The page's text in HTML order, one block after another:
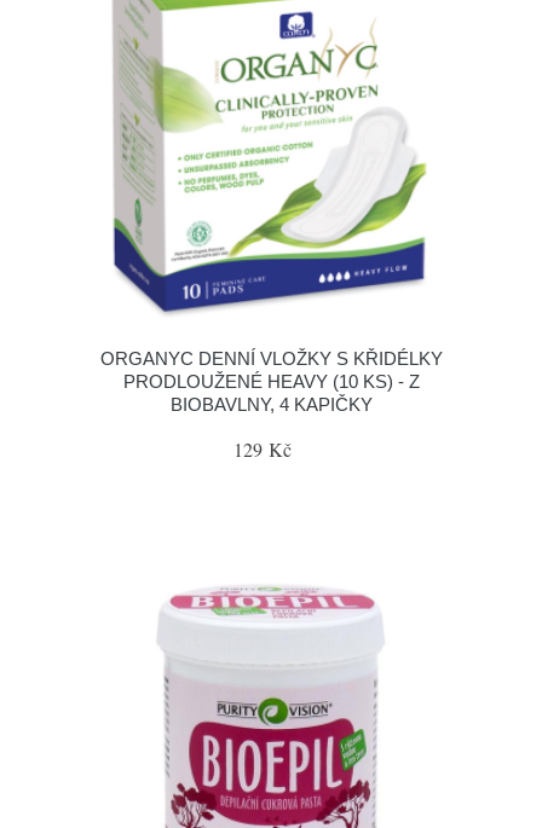
ORGANYC DENNÍ VLOŽKY S KŘIDÉLKY
PRODLOUŽENÉ HEAVY (10 KS) - Z
BIOBAVLNY, 4 KAPIČKY
129 Kč